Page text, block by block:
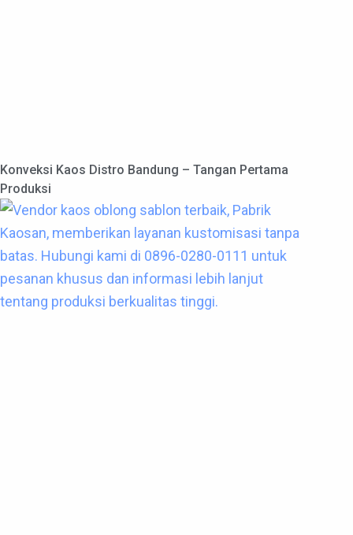
Konveksi Kaos Distro Bandung – Tangan Pertama
Produksi